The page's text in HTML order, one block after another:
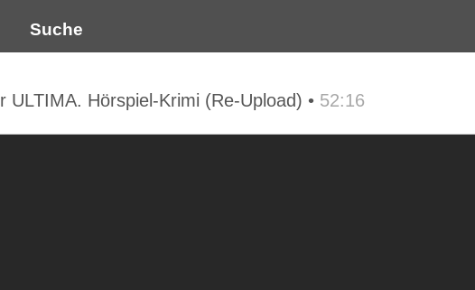
Suche
Hörspiel-Krimi (Re-Upload) • 52:16